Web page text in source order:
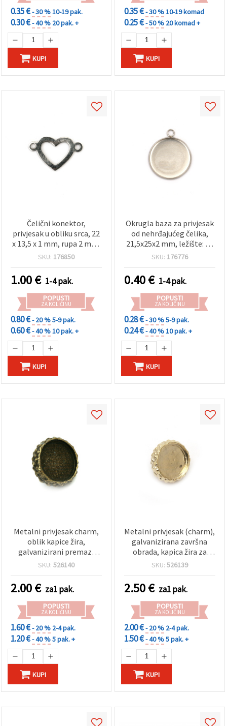
0.35 €- 30 %10-19 pak.
0.30 €- 40 % 20 pak. +
KUPI
0.35 €- 30 %10-19 komad
0.25 €- 50 % 20 komad +
KUPI
Čelični konektor,
privjesak u obliku srca, 22
x 13,5 x 1 mm, rupa 2 mm,
srebrne boje - 2 kom
SKU: 176850
1.00€ 1-4 pak.
POPUSTI
ZA KOLIČINU
0.80 €- 20 %5-9 pak.
0.60 €- 40 %10 pak. +
KUPI
Okrugla baza za privjesak
od nehrđajućeg čelika,
21,5x25x2 mm, ležište: 20
mm, otvor: 2 mm, srebrna
SKU: 176776
0.40€ 1-4 pak.
POPUSTI
ZA KOLIČINU
0.28 €- 30 %5-9 pak.
0.24 €- 40 %10 pak. +
KUPI
Metalni privjesak charm,
oblik kapice žira,
galvanizirani premaz,
epoksidna smola,
SKU: 526140
2.00€ za1 pak.
POPUSTI
ZA KOLIČINU
1.60 €- 20 % 2-4 pak.
1.20 €- 40 %5 pak. +
KUPI
Metalni privjesak (charm),
galvanizirana završna
obrada, kapica žira za
epoksidnu smolu, zlatne
izradu nakita
SKU: 526139
2.50€ za1 pak.
POPUSTI
ZA KOLIČINU
2.00 €- 20 % 2-4 pak.
1.50 €- 40 %5 pak. +
KUPI